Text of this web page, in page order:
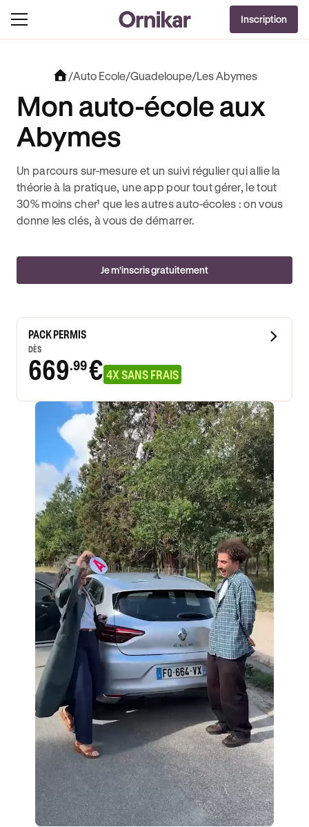
OFFRE EXCLUSIVE
+ 3 MOIS DEEZER PREMIUM OFFERTS* !JUSQU’À 170€ OFFERTS AVECJ'EN PROFITE !
Inscription
/Auto Ecole/Guadeloupe/Les Abymes
Mon auto-école aux
Abymes
Un parcours sur-mesure et un suivi régulier qui allie la
théorie à la pratique, une app pour tout gérer, le tout
30% moins cher¹ que les autres auto-écoles : on vous
donne les clés, à vous de démarrer.
Je m'inscris gratuitement
PACK PERMIS
DÈS
669.99€ 4X SANS FRAIS